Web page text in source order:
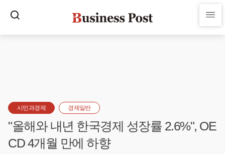
시민과경제 경제일반
"올해와 내년 한국경제 성장률 2.6%", OE
CD 4개월 만에 하향